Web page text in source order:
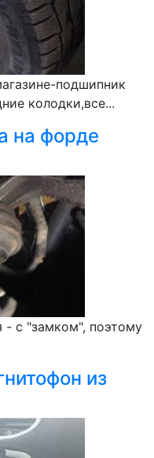
подшипник
колодки,все...
на форде
- с "замком", поэтому
из